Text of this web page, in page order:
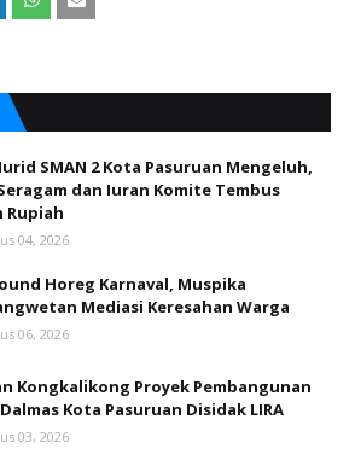
SMAN 2 Kota Pasuruan Mengeluh,
dan Iuran Komite Tembus
Rupiah
04, 2026
Horeg Karnaval, Muspika
Mediasi Keresahan Warga
06, 2026
Kongkalikong Proyek Pembangunan
Kota Pasuruan Disidak LIRA
03, 2026